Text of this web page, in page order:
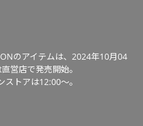
のアイテムは、2024年10月04
営店で発売開始。
トアは12:00～。